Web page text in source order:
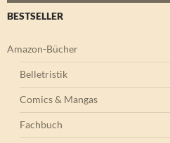
BESTSELLER
Amazon-Bücher
Belletristik
Comics & Mangas
Fachbuch